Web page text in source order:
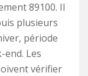
89100. Il
plusieurs
période
end. Les
vérifier